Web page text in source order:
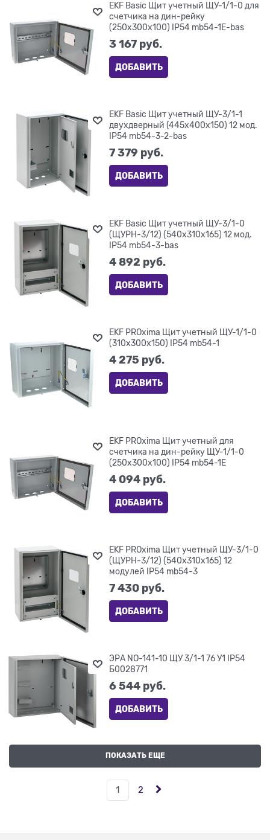
EKF Basic Щит учетный ЩУ-1/1-0 для
счетчика на дин-рейку
(250х300х100) IP54 mb54-1E-bas
3 167 руб.
ДОБАВИТЬ
EKF Basic Щит учетный ЩУ-3/1-1
двухдверный (445х400х150) 12 мод.
IP54 mb54-3-2-bas
7 379 руб.
ДОБАВИТЬ
EKF Basic Щит учетный ЩУ-3/1-0
(ЩУРН-3/12) (540х310х165) 12 мод.
IP54 mb54-3-bas
4 892 руб.
ДОБАВИТЬ
EKF PROxima Щит учетный ЩУ-1/1-0
(310х300х150) IP54 mb54-1
4 275 руб.
ДОБАВИТЬ
EKF PROxima Щит учетный для
счетчика на дин-рейку ЩУ-1/1-0
(250х300х100) IP54 mb54-1E
4 094 руб.
ДОБАВИТЬ
EKF PROxima Щит учетный ЩУ-3/1-0
(ЩУРН-3/12) (540x310x165) 12
модулей IP54 mb54-3
7 430 руб.
ДОБАВИТЬ
ЭРА NO-141-10 ЩУ 3/1-1 76 У1 IP54
Б0028771
6 544 руб.
ДОБАВИТЬ
ПОКАЗАТЬ ЕЩЕ
1 2